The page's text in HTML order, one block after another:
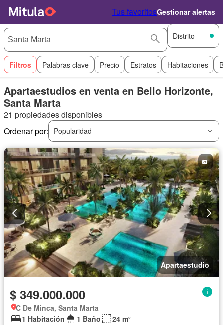
Tus favoritosGestionar alertas
Distrito
Filtros Palabras clave Precio Estratos Habitaciones
Apartaestudios en venta en Bello Horizonte,
Santa Marta
21 propiedades disponibles
Ordenar por:
Popularidad
Apartaestudio
$ 349.000.000
C De Minca, Santa Marta
1 Habitación
1 Baño
24 m²